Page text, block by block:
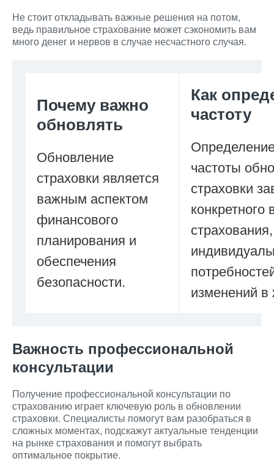
Не стоит откладывать важные решения на потом,
ведь правильное страхование может сэкономить вам
много денег и нервов в случае несчастного случая.
Почему важно
обновлять
Обновление
страховки является
важным аспектом
финансового
планирования и
обеспечения
безопасности.
Как
частоту
частоты
страховки
конкретного
страхования,
изменений в
Важность профессиональной
консультации
Получение профессиональной консультации по
страхованию играет ключевую роль в обновлении
страховки. Специалисты помогут вам разобраться в
сложных моментах, подскажут актуальные тенденции
на рынке страхования и помогут выбрать
оптимальное покрытие.